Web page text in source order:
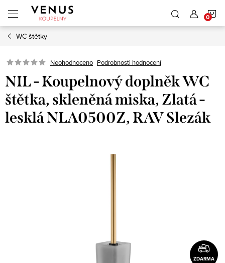
obsah
WC štětky
Neohodnoceno Podrobnosti hodnocení
NIL - Koupelnový doplněk WC
štětka, skleněná miska, Zlatá -
lesklá NLA0500Z, RAV Slezák
ZDARMA